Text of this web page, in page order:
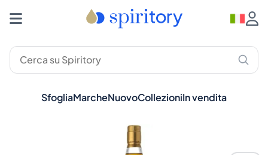
SfogliaMarcheNuovoCollezioniIn vendita